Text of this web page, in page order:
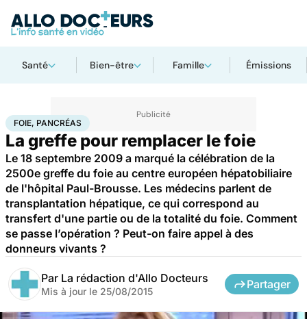
Santé Bien-être Famille Émissions
AccueilSantéMaladies Foie, pancréas
FOIE, PANCRÉAS
La greffe pour remplacer le foie
Le 18 septembre 2009 a marqué la célébration de la
2500e greffe du foie au centre européen hépatobiliaire
de l'hôpital Paul-Brousse. Les médecins parlent de
transplantation hépatique, ce qui correspond au
transfert d'une partie ou de la totalité du foie. Comment
se passe l’opération ? Peut-on faire appel à des
donneurs vivants ?
Par La rédaction d'Allo Docteurs
Mis à jour le 25/08/2015
Partager